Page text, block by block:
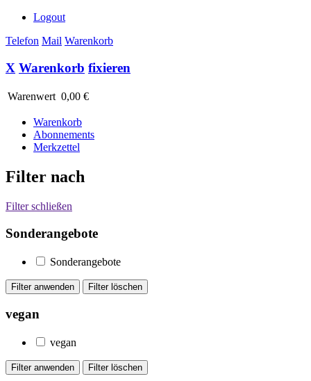
Logout
Telefon Mail Warenkorb
X Warenkorb fixieren
Warenwert 0,00 €
Warenkorb
Abonnements
Merkzettel
Filter nach
Filter schließen
Sonderangebote
Sonderangebote
vegan
vegan